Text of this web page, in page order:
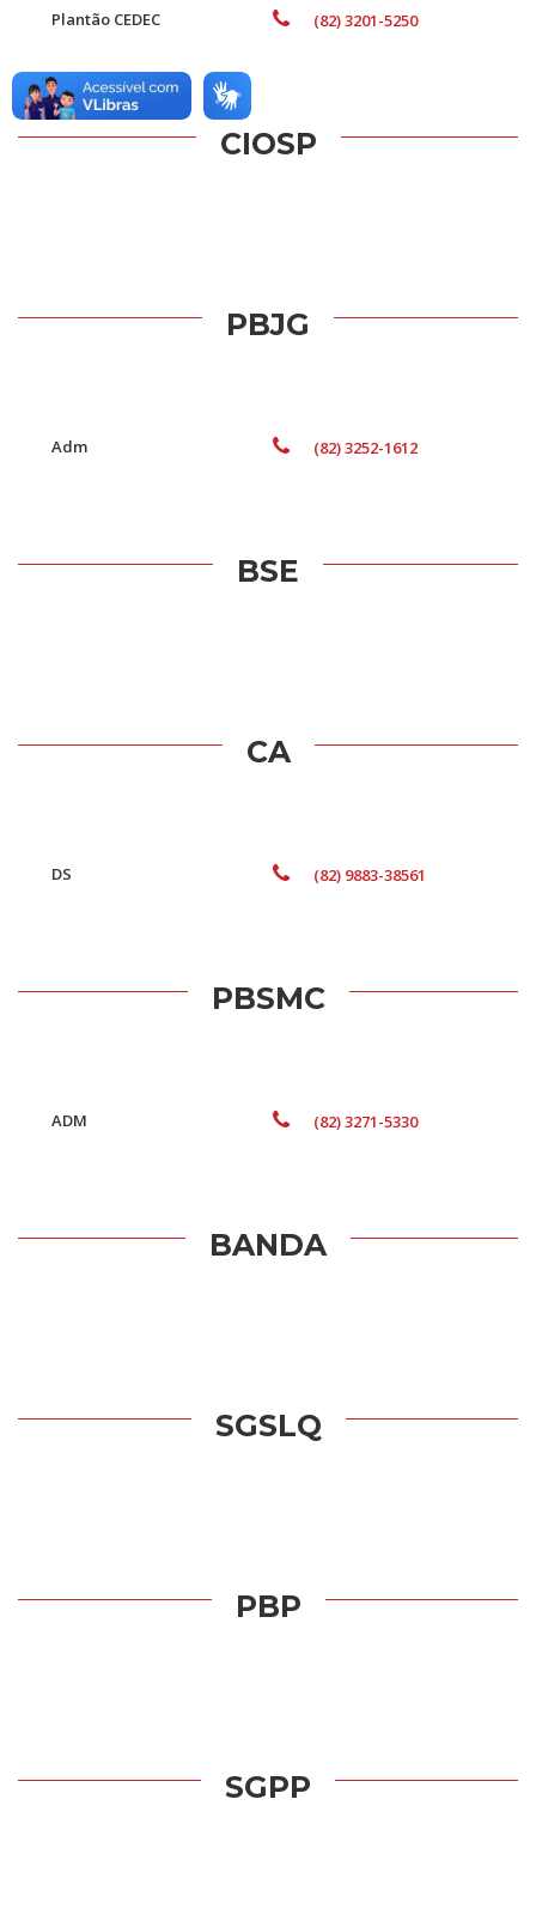
Plantão CEDEC (82) 3201-5250
CIOSP
PBJG
Adm (82) 3252-1612
BSE
CA
DS (82) 9883-38561
PBSMC
ADM (82) 3271-5330
BANDA
SGSLQ
PBP
SGPP